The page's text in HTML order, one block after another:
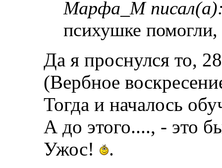
Марфа_М
психушке помогли,
Да я проснулся то,
(Вербное
Тогда и началось
А до этого...., - это
Ужос!
.